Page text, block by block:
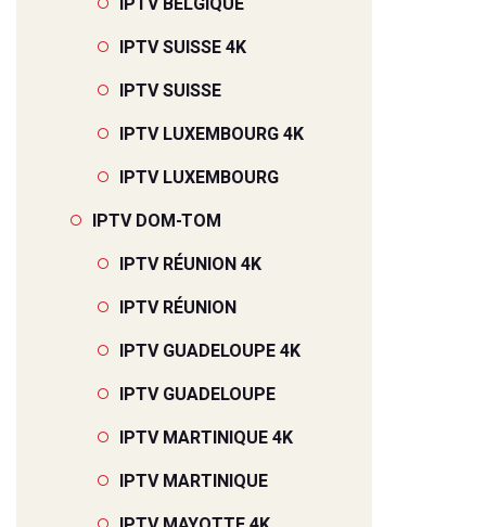
IPTV SUISSE 4K
IPTV SUISSE
IPTV LUXEMBOURG 4K
IPTV LUXEMBOURG
IPTV DOM-TOM
IPTV RÉUNION 4K
IPTV RÉUNION
IPTV GUADELOUPE 4K
IPTV GUADELOUPE
IPTV MARTINIQUE 4K
IPTV MARTINIQUE